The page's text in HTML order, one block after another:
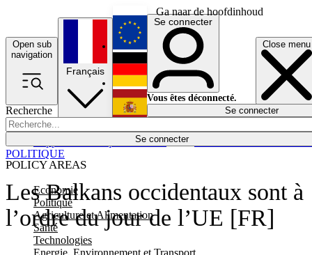
Ga naar de hoofdinhoud
Open sub
navigation
Close menu
Recherche
Se connecter
POLICY AREAS
Economie
Politique
Agriculture et Alimentation
Santé
Technologies
Energie, Environnement et Transport
Économie
Français
English
Deutsch
Español
Se connecter
Vous êtes déconnecté.
Se connecter
Les Balkans occidentaux sont à
l’ordre du jour de l’UE [FR]
POLITIQUE